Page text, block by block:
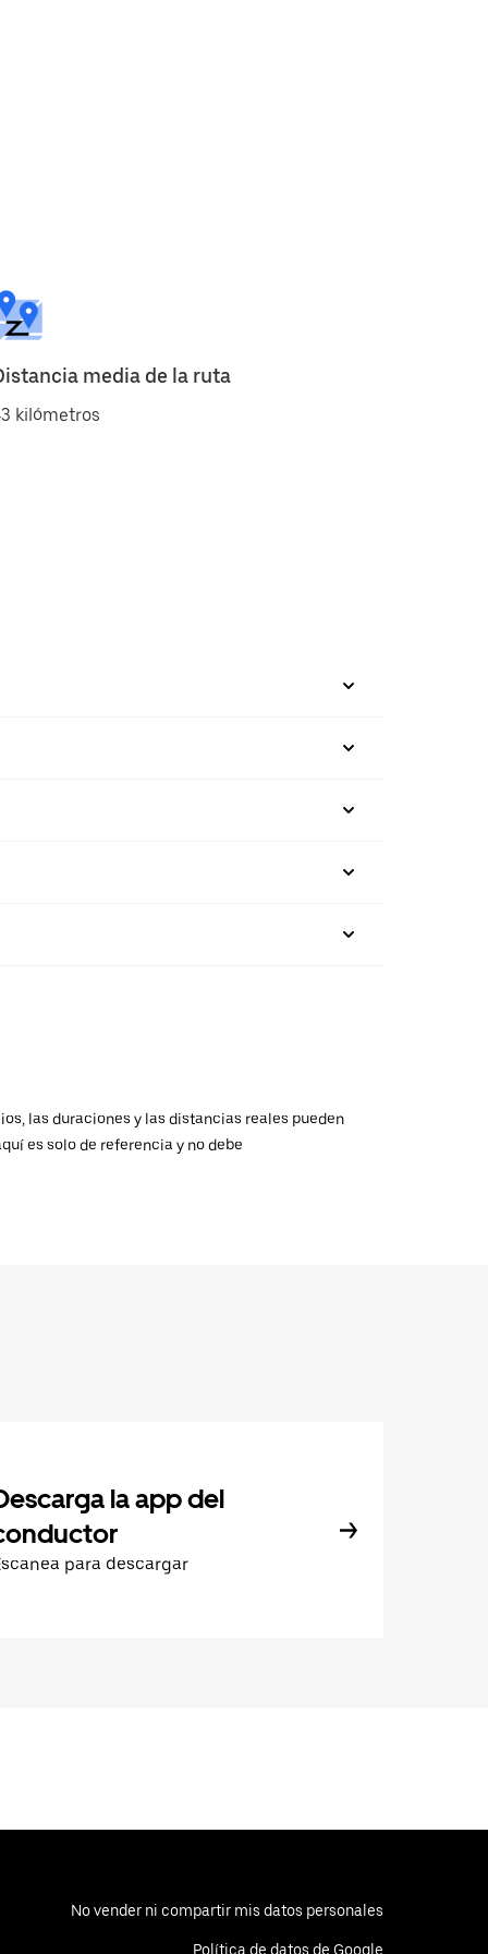
media de la ruta
kilómetros
las duraciones y las distancias reales pueden
es solo de referencia y no debe
la app del
para descargar
No vender ni compartir mis datos personales
Política de datos de Google